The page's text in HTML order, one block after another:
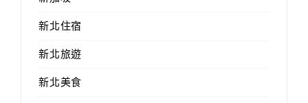
新北住宿
新北旅遊
新北美食